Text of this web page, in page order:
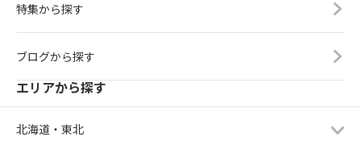
特集から探す
ブログから探す
エリアから探す
北海道・東北